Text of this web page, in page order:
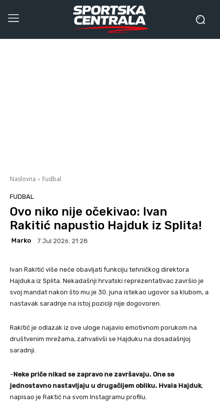
Naslovna Fudbal
FUDBAL
Ovo niko nije očekivao: Ivan
Rakitić napustio Hajduk iz Splita!
Marko 7 Jul 2026. 21:28
Ivan Rakitić više neće obavljati funkciju tehničkog direktora
Hajduka iz Splita. Nekadašnji hrvatski reprezentativac završio je
svoj mandat nakon što mu je 30. juna istekao ugovor sa klubom, a
nastavak saradnje na istoj poziciji nije dogovoren.
Rakitić je odlazak iz ove uloge najavio emotivnom porukom na
društvenim mrežama, zahvalivši se Hajduku na dosadašnjoj
saradnji.
–Neke priče nikad se zapravo ne završavaju. One se
jednostavno nastavljaju u drugačijem obliku. Hvala Hajduk,
napisao je Raktić na svom Instagramu profilu.